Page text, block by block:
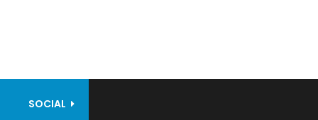
SOCIAL